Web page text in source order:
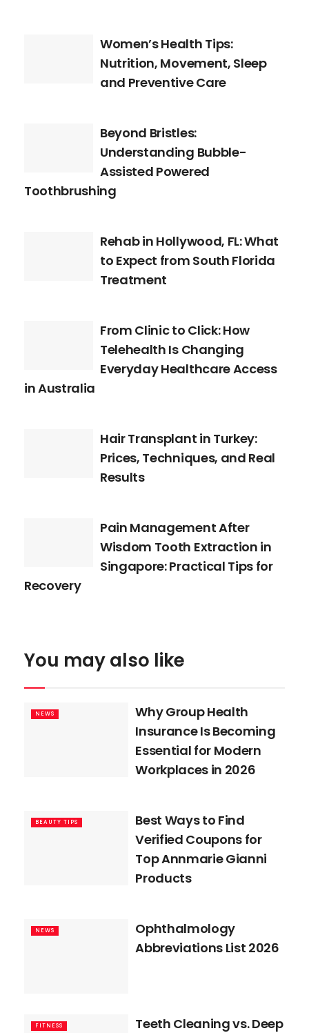
Women’s Health Tips:
Nutrition, Movement, Sleep
and Preventive Care
Beyond Bristles:
Understanding Bubble-
Assisted Powered
Toothbrushing
Rehab in Hollywood, FL: What
to Expect from South Florida
Treatment
From Clinic to Click: How
Telehealth Is Changing
Everyday Healthcare Access
in Australia
Hair Transplant in Turkey:
Prices, Techniques, and Real
Results
Pain Management After
Wisdom Tooth Extraction in
Singapore: Practical Tips for
Recovery
You may also like
NEWS
Why Group Health
Insurance Is Becoming
Essential for Modern
Workplaces in 2026
BEAUTY TIPS
Best Ways to Find
Verified Coupons for
Top Annmarie Gianni
Products
NEWS
Ophthalmology
Abbreviations List 2026
FITNESS
Teeth Cleaning vs. Deep